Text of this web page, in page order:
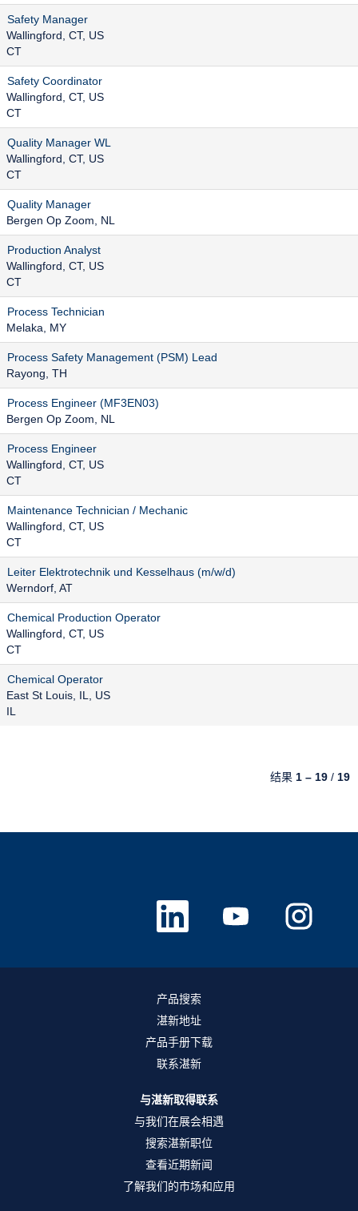
Safety Manager
Wallingford, CT, US
CT
Safety Coordinator
Wallingford, CT, US
CT
Quality Manager WL
Wallingford, CT, US
CT
Quality Manager
Bergen Op Zoom, NL
Production Analyst
Wallingford, CT, US
CT
Process Technician
Melaka, MY
Process Safety Management (PSM) Lead
Rayong, TH
Process Engineer (MF3EN03)
Bergen Op Zoom, NL
Process Engineer
Wallingford, CT, US
CT
Maintenance Technician / Mechanic
Wallingford, CT, US
CT
Leiter Elektrotechnik und Kesselhaus (m/w/d)
Werndorf, AT
Chemical Production Operator
Wallingford, CT, US
CT
Chemical Operator
East St Louis, IL, US
IL
结果 1 – 19 / 19
在
新
项
打
。
新
选
打
在
新
选
打
产品搜索
湛新地址
产品手册下载
联系湛新
与湛新取得联系
与我们在展会相遇
搜索湛新职位
查看近期新闻
了解我们的市场和应用